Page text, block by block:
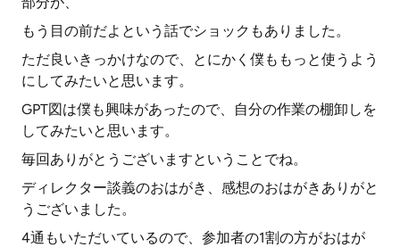
もう目の前だよという話でショックもありました。
ただ良いきっかけなので、とにかく僕ももっと使うよう
にしてみたいと思います。
GPT図は僕も興味があったので、自分の作業の棚卸しを
してみたいと思います。
毎回ありがとうございますということでね。
ディレクター談義のおはがき、感想のおはがきありがと
うございました。
4通もいただいているので、参加者の1割の方がおはが